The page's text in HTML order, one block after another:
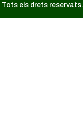
| Tots els drets reservats.